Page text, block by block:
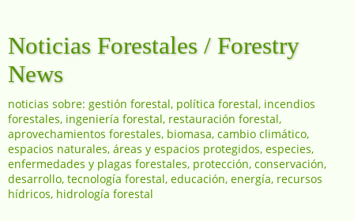
Noticias Forestales / Forestry
News
noticias sobre: gestión forestal, política forestal, incendios
forestales, ingeniería forestal, restauración forestal,
aprovechamientos forestales, biomasa, cambio climático,
espacios naturales, áreas y espacios protegidos, especies,
enfermedades y plagas forestales, protección, conservación,
desarrollo, tecnología forestal, educación, energía, recursos
hídricos, hidrología forestal